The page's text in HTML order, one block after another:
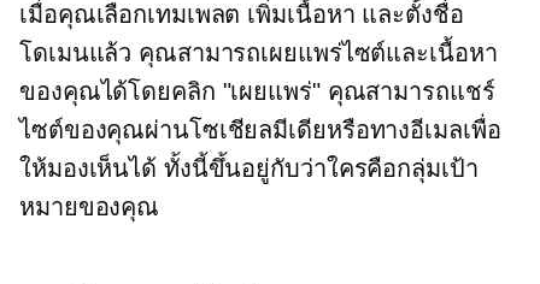
เมื่อคุณเลือกเทมเพลต เพิ่มเนื้อหา และตั้งชื่อ
โดเมนแล้ว คุณสามารถเผยแพร่ไซต์และเนื้อหา
ของคุณได้โดยคลิก "เผยแพร่" คุณสามารถแชร์
ไซต์ของคุณผ่านโซเชียลมีเดียหรือทางอีเมลเพื่อ
ให้มองเห็นได้ ทั้งนี้ขึ้นอยู่กับว่าใครคือกลุ่มเป้า
หมายของคุณ